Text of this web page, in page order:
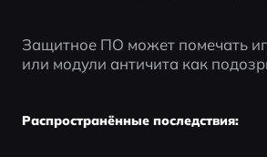
Защитное ПО может помечать
или модули античита как
Распространённые последствия: